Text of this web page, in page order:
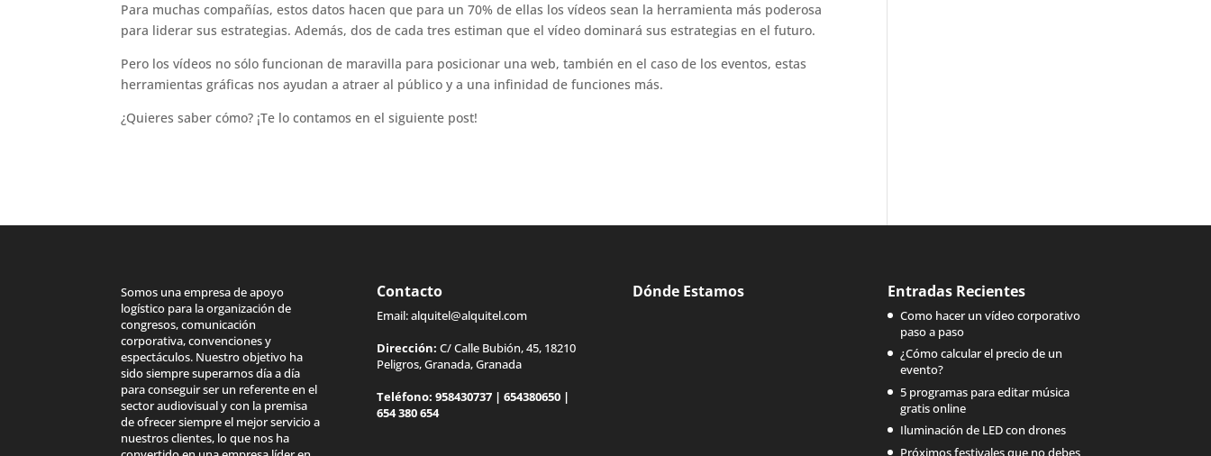
Para muchas compañías, estos datos hacen que para un 70% de ellas los vídeos sean la herramienta más poderosa
para liderar sus estrategias. Además, dos de cada tres estiman que el vídeo dominará sus estrategias en el futuro.
Pero los vídeos no sólo funcionan de maravilla para posicionar una web, también en el caso de los eventos, estas
herramientas gráficas nos ayudan a atraer al público y a una infinidad de funciones más.
¿Quieres saber cómo? ¡Te lo contamos en el siguiente post!
Somos una empresa de apoyo
logístico para la organización de
congresos, comunicación
corporativa, convenciones y
espectáculos. Nuestro objetivo ha
sido siempre superarnos día a día
para conseguir ser un referente en el
sector audiovisual y con la premisa
de ofrecer siempre el mejor servicio a
nuestros clientes, lo que nos ha
Contacto
Email:alquitel@alquitel.com
Dirección: C/ Calle Bubión, 45, 18210
Peligros, Granada, Granada
Teléfono: 958430737| 654380650|
654 380 654
Dónde Estamos Entradas Recientes
Como hacer un vídeo corporativo
paso a paso
¿Cómo calcular el precio de un
evento?
5 programas para editar música
gratis online
Iluminación de LED con drones
Próximos festivales que no debes